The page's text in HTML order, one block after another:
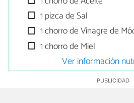
1 pizca de Sal
1 chorro de Vinagre de
1 chorro de Miel
Ver información